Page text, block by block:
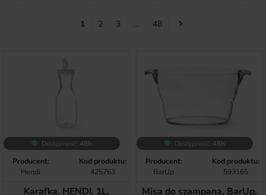
1 2 3 … 48 Następny

Dostępność: 48h
Producent:
Hendi
Kod produktu:
425763
Karafka, HENDI, 1L,
Dostępność: 48h
Producent:
BarUp
Kod produktu:
593165
Misa do szampana, BarUp,